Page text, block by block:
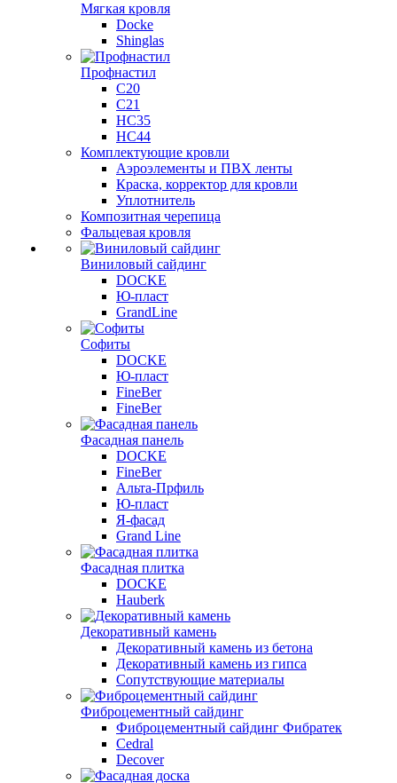
Мягкая кровля
Docke
Shinglas
Профнастил
C20
C21
НС35
НС44
Комплектующие кровли
Аэроэлементы и ПВХ ленты
Краска, корректор для кровли
Уплотнитель
Композитная черепица
Фальцевая кровля
Виниловый сайдинг
DOCKE
Ю-пласт
GrandLine
Софиты
DOCKE
Ю-пласт
FineBer
FineBer
Фасадная панель
DOCKE
FineBer
Альта-Прфиль
Ю-пласт
Я-фасад
Grand Line
Фасадная плитка
DOCKE
Hauberk
Декоративный камень
Декоративный камень из бетона
Декоративный камень из гипса
Сопутствующие материалы
Фиброцементный сайдинг
Фиброцементный сайдинг Фибратек
Cedral
Decover